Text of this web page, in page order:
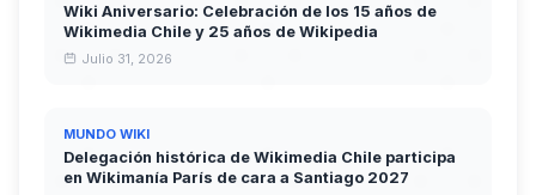
Wiki Aniversario: Celebración de los 15 años de
Wikimedia Chile y 25 años de Wikipedia
Julio 31, 2026
MUNDO WIKI
Delegación histórica de Wikimedia Chile participa
en Wikimanía París de cara a Santiago 2027